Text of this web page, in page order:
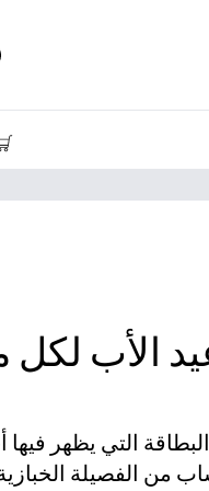
الطابعات
الأب لكل
التي يظهر فيها
الفصيلة الخبازية